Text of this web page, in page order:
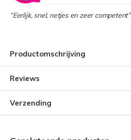
“Eerlijk, snel, netjes en zeer competent”
Productomschrijving
Reviews
Verzending